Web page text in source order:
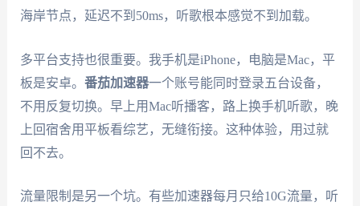
海岸节点，延迟不到50ms，听歌根本感觉不到加载。
多平台支持也很重要。我手机是iPhone，电脑是Mac，平
板是安卓。 番茄加速器一个账号能同时登录五台设备，
不用反复切换。早上用Mac听播客，路上换手机听歌，晚
上回宿舍用平板看综艺，无缝衔接。这种体验，用过就
回不去。
流量限制是另一个坑。有些加速器每月只给10G流量，听